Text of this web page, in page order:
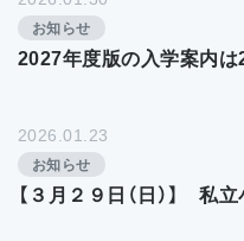
お知らせ
2027年度版の入学案内
2026.01.23
お知らせ
【３月２９日（日）】 私